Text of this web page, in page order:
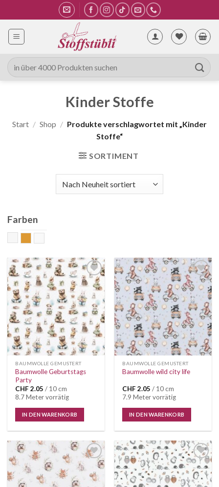
Inhalt
springen
Suche
nach:
Kinder Stoffe
Start / Shop / Produkte verschlagwortet mit „Kinder
Stoffe“
SORTIMENT
Farben
Auf die
Wunschliste
BAUMWOLLE GEMUSTERT
Baumwolle Geburtstags
Party
CHF 2.05 / 10 cm
8.7 Meter vorrätig
IN DEN WARENKORB
Auf die
Wunschliste
BAUMWOLLE GEMUSTERT
Baumwolle wild city life
CHF 2.05 / 10 cm
7.9 Meter vorrätig
IN DEN WARENKORB
Auf die
Wunschliste
Auf die
Wunschliste